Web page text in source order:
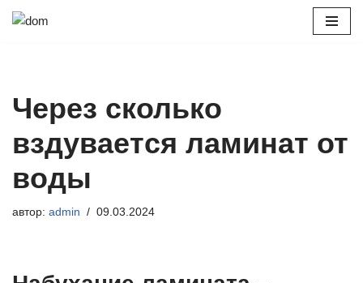
Через сколько
вздувается ламинат от
воды
автор: admin 09.03.2024